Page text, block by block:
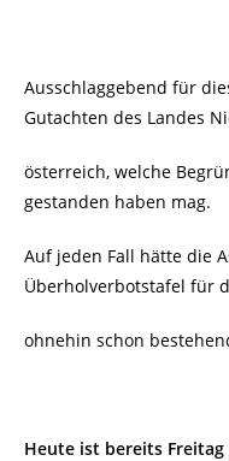
Ausschlaggebend für
Gutachten des Landes
österreich, welche
gestanden haben mag.
Auf jeden Fall hätte die
Überholverbotstafel für
ohnehin schon
Heute ist bereits